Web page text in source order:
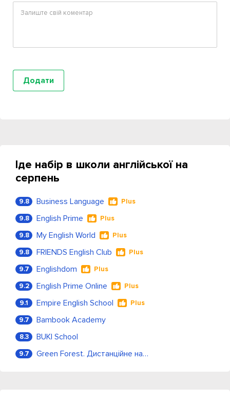
Іде набір в школи англійської на
серпень
9.8 Business Language Plus
9.8 English Prime Plus
9.8 My English World Plus
9.8 FRIENDS English Club Plus
9.7 Englishdom Plus
9.2 English Prime Online Plus
9.1 Empire English School Plus
9.7 Bambook Academy
8.3 BUKI School
9.7 Green Forest. Дистанційне навчання